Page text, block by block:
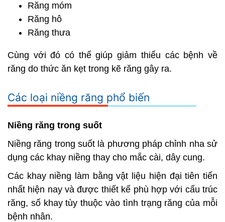
Răng móm
Răng hô
Răng thưa
Cùng với đó có thể giúp giảm thiểu các bệnh về
răng do thức ăn kẹt trong kẽ răng gây ra.
Các loại niềng răng phổ biến
Niềng răng trong suốt
Niềng răng trong suốt là phương pháp chỉnh nha sử
dụng các khay niềng thay cho mắc cài, dây cung.
Các khay niềng làm bằng vật liệu hiện đại tiên tiến
nhất hiện nay và được thiết kế phù hợp với cấu trúc
răng, số khay tùy thuộc vào tình trạng răng của mỗi
bệnh nhân.